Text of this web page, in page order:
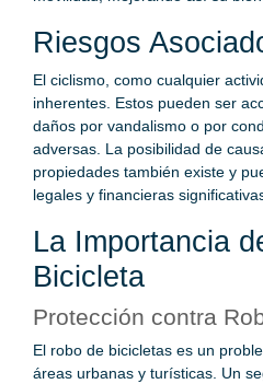
Riesgos
El ciclismo, como cualquier
inherentes. Estos pueden ser
daños por vandalismo o por
adversas. La posibilidad de
propiedades también existe y
legales y financieras
La Importancia
Bicicleta
Protección contra
El robo de bicicletas es un
áreas urbanas y turísticas. Un